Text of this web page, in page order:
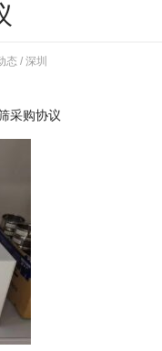
态 / 深圳
采购协议